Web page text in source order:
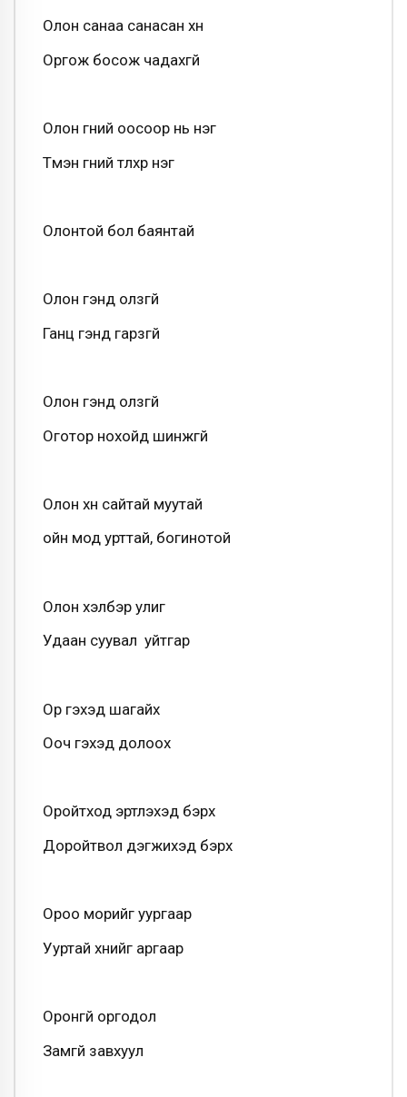
Олон санаа санасан хүн
Оргож босож чадахгүй
Олон үгний оосоор нь нэг
Түмэн үгний түлхүүр нэг
Олонтой бол баянтай
Олон үгэнд олзгүй
Ганц үгэнд гарзгүй
Олон үгэнд олзгүй
Оготор нохойд шинжгүй
Олон хүн сайтай муутай
ойн мод урттай, богинотой
Олон хэлбэр үулиг
Удаан суувал уйтгар
Ор үгэхэд шагайх
Ооч гэхэд долоох
Оройтход эртлэхэд бэрх
Доройтвол дэгжихэд бэрх
Ороо морийг уургаар
Ууртай хүнийг аргаар
Оронгүй оргодол
Замгүй завхуул